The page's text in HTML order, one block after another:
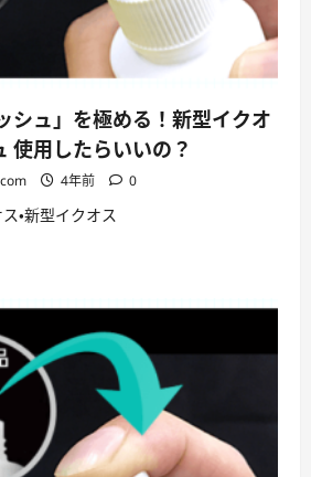
シュ」を極める！新型イクオ
使用したらいいの？
4年前 0
・新型イクオス